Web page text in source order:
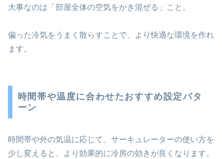
大事なのは「部屋全体の空気をかき混ぜる」こと。
偏った冷気をうまく散らすことで、より快適な環境を作れ
ます。
時間帯や温度に合わせたおすすめ設定パタ
ーン
時間帯や外の気温に応じて、サーキュレーターの使い方を
少し変えると、より効果的に冷房の効きが良くなります。